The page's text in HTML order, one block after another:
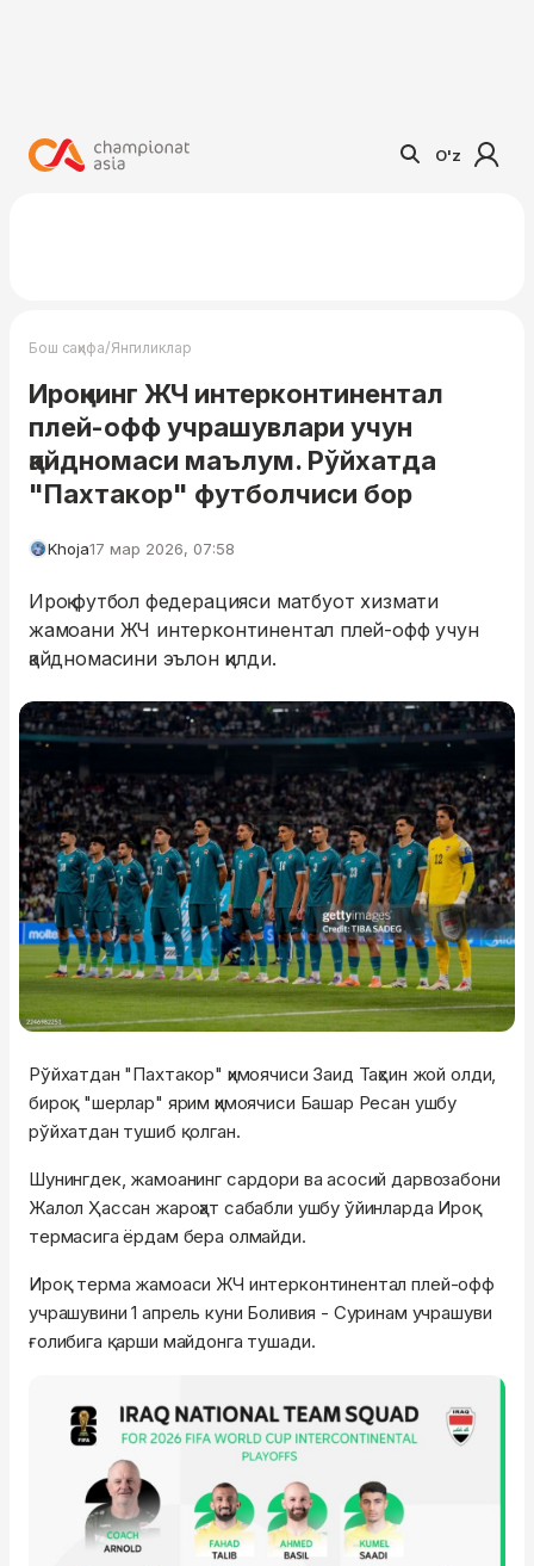
O'z
Бош саҳифа/Янгиликлар
Ироқнинг ЖЧ интерконтинентал
плей-офф учрашувлари учун
қайдномаси маълум. Рўйхатда
"Пахтакор" футболчиси бор
Khoja17 мар 2026, 07:58
Ироқ футбол федерацияси матбуот хизмати
жамоани ЖЧ интерконтинентал плей-офф учун
қайдномасини эълон қилди.
Рўйхатдан "Пахтакор" ҳимоячиси Заид Таҳсин жой олди,
бироқ "шерлар" ярим ҳимоячиси Башар Ресан ушбу
рўйхатдан тушиб қолган.
Шунингдек, жамоанинг сардори ва асосий дарвозабони
Жалол Ҳассан жароҳат сабабли ушбу ўйинларда Ироқ
термасига ёрдам бера олмайди.
Ироқ терма жамоаси ЖЧ интерконтинентал плей-офф
учрашувини 1 апрель куни Боливия - Суринам учрашуви
ғолибига қарши майдонга тушади.